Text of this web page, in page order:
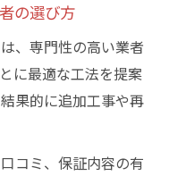
の選び方
、専門性の高い業者
に最適な工法を提案
果的に追加工事や再
コミ、保証内容の有